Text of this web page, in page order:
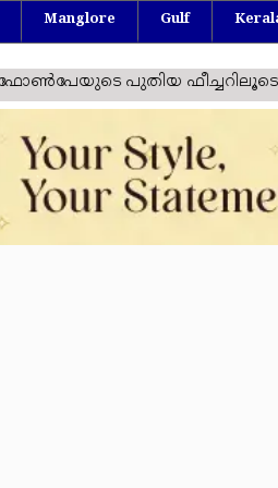
Manglore Gulf